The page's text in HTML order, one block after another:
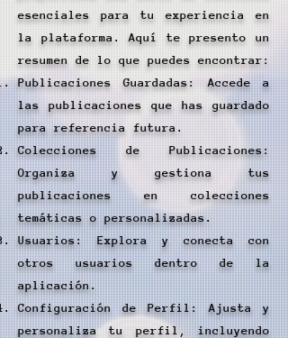
esenciales para tu experiencia en
la plataforma. Aquí te presento un
resumen de lo que puedes encontrar:
Publicaciones Guardadas: Accede a
las publicaciones que has guardado
para referencia futura.
Colecciones de Publicaciones:
Organiza y gestiona tus
publicaciones en colecciones
temáticas o personalizadas.
Usuarios: Explora y conecta con
otros usuarios dentro de la
aplicación.
Configuración de Perfil: Ajusta y
personaliza tu perfil, incluyendo